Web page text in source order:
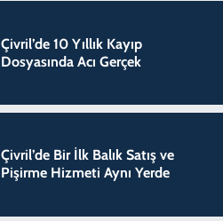
Çivril’de 10 Yıllık Kayıp
Dosyasında Acı Gerçek
Çivril’de Bir İlk Balık Satış ve
Pişirme Hizmeti Aynı Yerde